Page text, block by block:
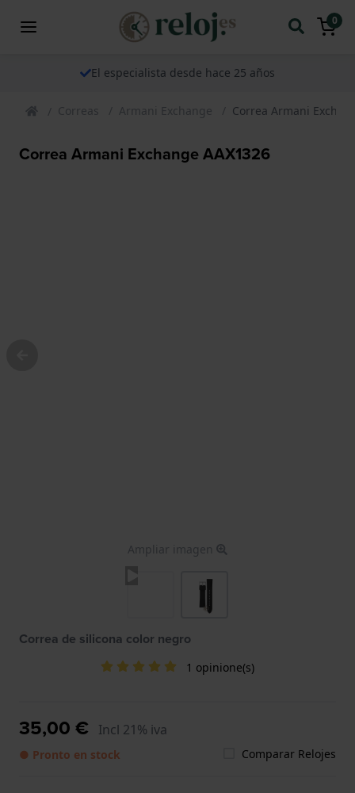
0
El especialista desde hace 25 años
Correas Armani Exchange Correa Armani
Correa Armani Exchange AAX1326
Ampliar imagen
Correa de silicona color negro
1 opinione(s)
35,00 € Incl 21% iva
● Pronto en stock Comparar Relojes